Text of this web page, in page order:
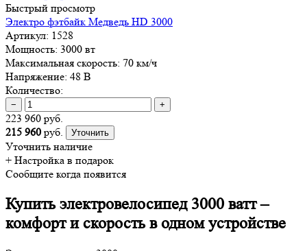
Быстрый просмотр
Электро фэтбайк Медведь HD 3000
Артикул: 1528
Мощность: 3000 вт
Максимальная скорость: 70 км/ч
Напряжение: 48 В
Количество:
− +
223 960 руб.
215 960 руб. Уточнить
Уточнить наличие
+ Настройка в подарок
Сообщите когда появится
Купить электровелосипед 3000 ватт –
комфорт и скорость в одном устройстве